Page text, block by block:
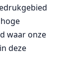
waar onze
deze